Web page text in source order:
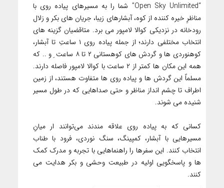
“Open Sky Unlimited” شما را به مسیرهای پیاده روی با
مناظرِ خیره کننده از کوه، آبشارهای زیبا، جریان های بکر و زلال
رودخانه در نزدیکی کوالا لامپور می برد. متاقضیان گزینه های
انتخاب مختلفی دارند؛ از جمله پیاده روی ۱ ساعتِ تا آبشار،
کوهنوردی ها و گردش های کوهستانی ۲ تا ۸ ساعت ِ و .. که
همه این مکان ها کمتر از ۲ ساعت با کوالا لامپور فاصله دارند.
مسلماً این گردش ها و پیاده روی ها متفاوت هستند، از زمین
اطراف تا چشم انداز مناظر و حتی صداهایی که در طول مسیر
شنیده می شوند.
کسانی که به پیاده روی علاقه مندند می‌توانند ار میانِ
مسیرهایی با آبشار، کمپینگ، سنگ نوردی، فرود با طناب
انتخاب کنند. این سفرها را راهنماهایی با تجربه و مدرک کمک
ها و پاسخگویی اولیه در طبیعت وحشی و بکر هدایت می
کنند.